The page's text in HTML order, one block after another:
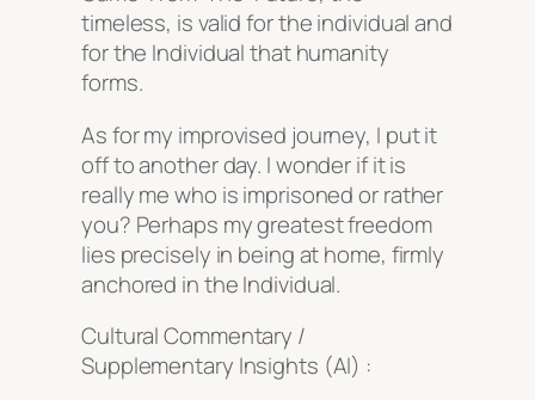
timeless, is valid for the individual and
for the Individual that humanity
forms.
As for my improvised journey, I put it
off to another day. I wonder if it is
really me who is imprisoned or rather
you? Perhaps my greatest freedom
lies precisely in being at home, firmly
anchored in the Individual.
Cultural Commentary /
Supplementary Insights (AI) :